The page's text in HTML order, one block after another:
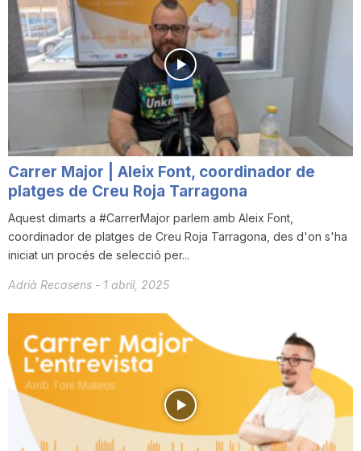
Carrer Major | Aleix Font, coordinador de
platges de Creu Roja Tarragona
Aquest dimarts a #CarrerMajor parlem amb Aleix Font,
coordinador de platges de Creu Roja Tarragona, des d'on s'ha
iniciat un procés de selecció per...
Adrià Recasens - 1 abril, 2025